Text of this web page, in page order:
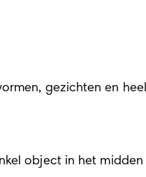
gezichten en
object in het midden